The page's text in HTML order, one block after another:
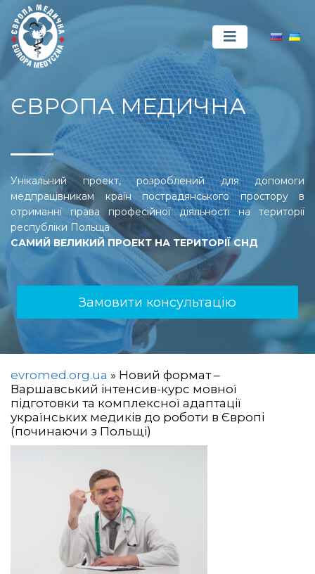
ЄВРОПА МЕДИЧНА
Унікальний проект, розроблений для допомоги
медпрацівникам країн пострадянського простору в
отриманні права професійної діяльності на території
республіки Польща
САМИЙ ВЕЛИКИЙ ПРОЕКТ НА ТЕРИТОРІЇ СНД
Замовити консультацію
evromed.org.ua » Новий формат –
Варшавський інтенсив-курс мовної
підготовки та комплексної адаптації
українських медиків до роботи в Європі
(починаючи з Польщі)